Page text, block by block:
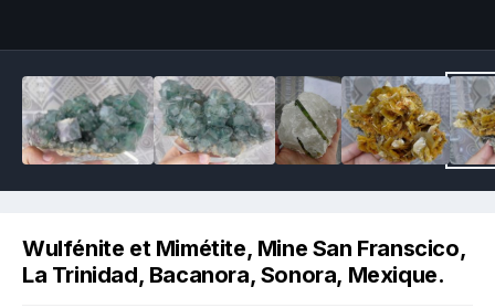
Wulfénite et Mimétite, Mine San Franscico,
La Trinidad, Bacanora, Sonora, Mexique.